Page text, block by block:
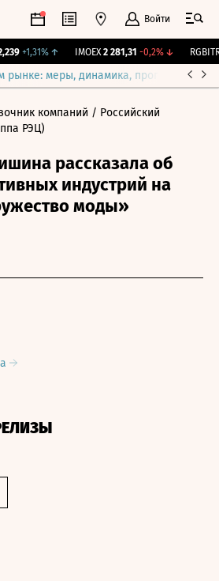
Войти
+1,31% ↑ IMOEX 2 281,31 -0,2%↓ RGBITR
рынке: меры, динамика, прогнозы
компаний / Российский
РЭЦ)
рассказала об
индустрий на
моды»